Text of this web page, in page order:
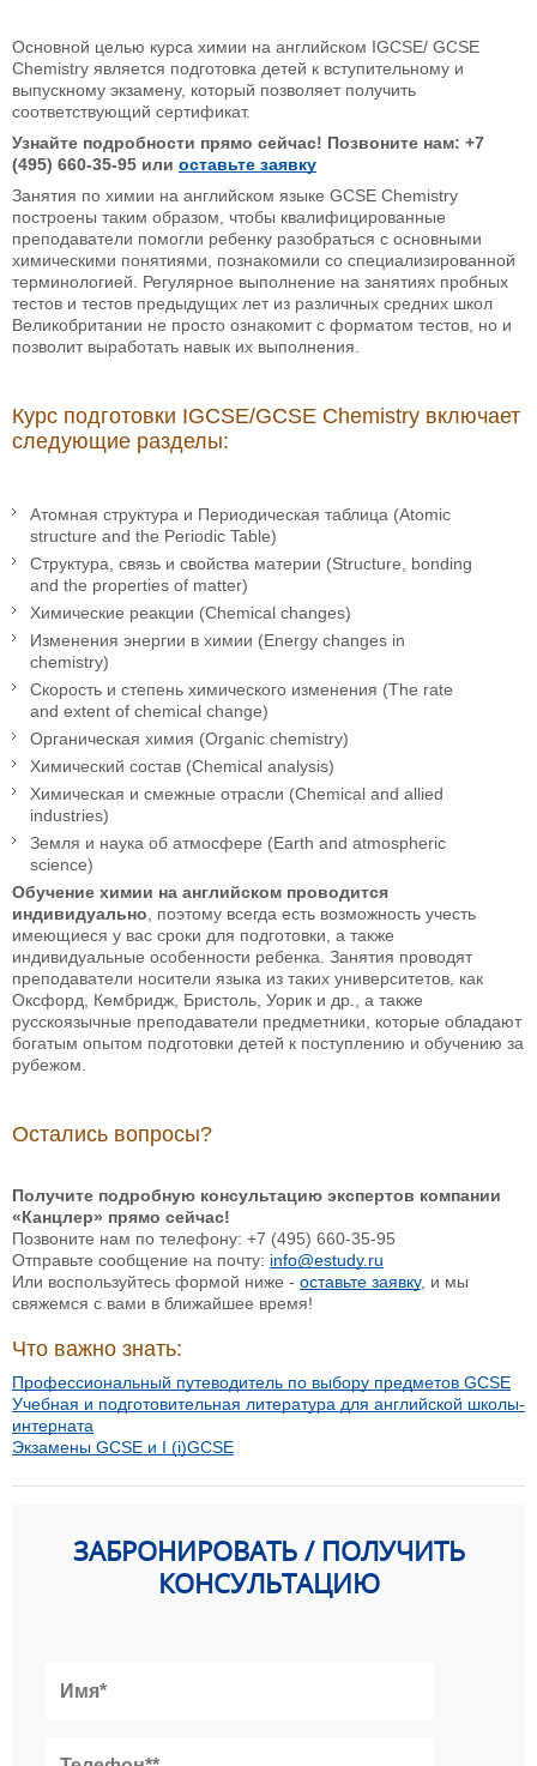
Основной целью курса химии на английском IGCSE/ GCSE
Chemistry является подготовка детей к вступительному и
выпускному экзамену, который позволяет получить
соответствующий сертификат.
Узнайте подробности прямо сейчас! Позвоните нам: +7
(495) 660-35-95 или оставьте заявку
Занятия по химии на английском языке GCSE Chemistry
построены таким образом, чтобы квалифицированные
преподаватели помогли ребенку разобраться с основными
химическими понятиями, познакомили со специализированной
терминологией. Регулярное выполнение на занятиях пробных
тестов и тестов предыдущих лет из различных средних школ
Великобритании не просто ознакомит с форматом тестов, но и
позволит выработать навык их выполнения.
Курс подготовки IGCSE/GCSE Chemistry включает
следующие разделы:
Атомная структура и Периодическая таблица (Atomic
structure and the Periodic Table)
Структура, связь и свойства материи (Structure, bonding
and the properties of matter)
Химические реакции (Chemical changes)
Изменения энергии в химии (Energy changes in
chemistry)
Скорость и степень химического изменения (The rate
and extent of chemical change)
Органическая химия (Organic chemistry)
Химический состав (Chemical analysis)
Химическая и смежные отрасли (Chemical and allied
industries)
Земля и наука об атмосфере (Earth and atmospheric
science)
Обучение химии на английском проводится
индивидуально, поэтому всегда есть возможность учесть
имеющиеся у вас сроки для подготовки, а также
индивидуальные особенности ребенка. Занятия проводят
преподаватели носители языка из таких университетов, как
Оксфорд, Кембридж, Бристоль, Уорик и др., а также
русскоязычные преподаватели предметники, которые обладают
богатым опытом подготовки детей к поступлению и обучению за
рубежом.
Остались вопросы?
Получите подробную консультацию экспертов компании
«Канцлер» прямо сейчас!
Позвоните нам по телефону: +7 (495) 660-35-95
Отправьте сообщение на почту: info@estudy.ru
Или воспользуйтесь формой ниже - оставьте заявку, и мы
свяжемся с вами в ближайшее время!
Что важно знать:
Профессиональный путеводитель по выбору предметов GCSE
Учебная и подготовительная литература для английской школы-
интерната
Экзамены GCSE и I (i)GCSE
ЗАБРОНИРОВАТЬ / ПОЛУЧИТЬ
КОНСУЛЬТАЦИЮ